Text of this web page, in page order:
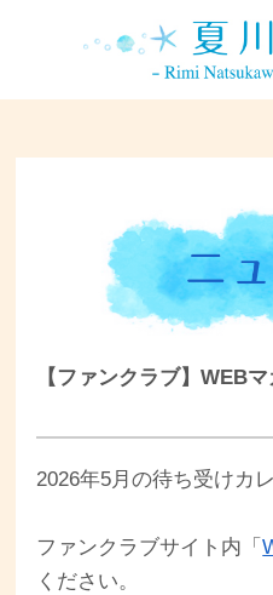
【ファンクラブ】WEBマ
2026年5月の待ち受けカ
ファンクラブサイト内「
ください。